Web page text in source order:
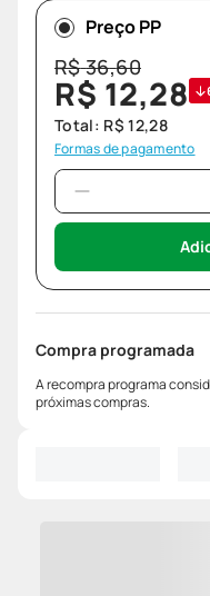
Preço PP
R$36,60
R$ 12,28
Total: R$ 12,28
Formas de pagamento
Compra programada
A recompra programa
próximas compras.